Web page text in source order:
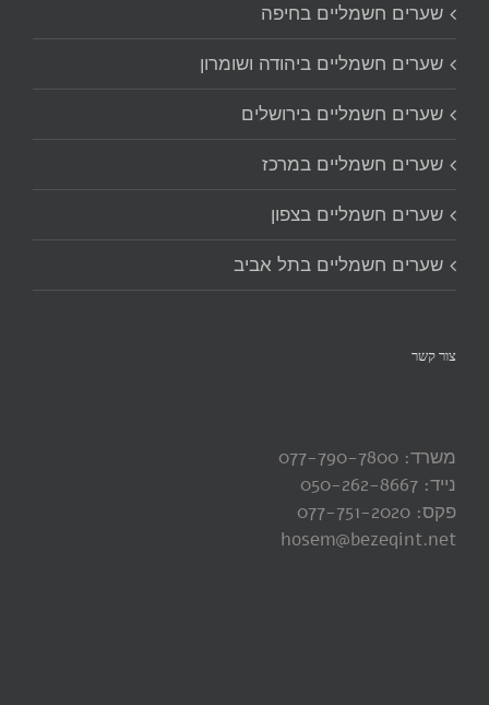
שערים חשמליים בחיפה
שערים חשמליים ביהודה ושומרון
שערים חשמליים בירושלים
שערים חשמליים במרכז
שערים חשמליים בצפון
שערים חשמליים בתל אביב
צור קשר
משרד: 077-790-7800
נייד: 050-262-8667
פקס: 077-751-2020
hosem@bezeqint.net